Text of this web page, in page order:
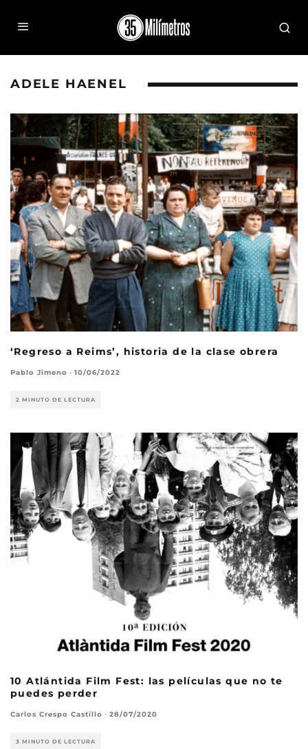
ADELE HAENEL
‘Regreso a Reims’, historia de la clase obrera
Pablo Jimeno · 10/06/2022
2 MINUTO DE LECTURA
10 Atlántida Film Fest: las películas que no te
puedes perder
Carlos Crespo Castillo · 28/07/2020
3 MINUTO DE LECTURA